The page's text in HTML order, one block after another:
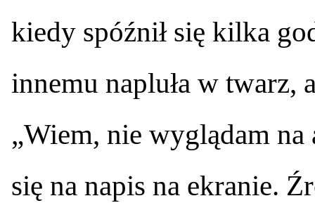
kiedy spóźnił się kilka
innemu napluła w twarz,
„Wiem, nie wyglądam
się na napis na ekranie.